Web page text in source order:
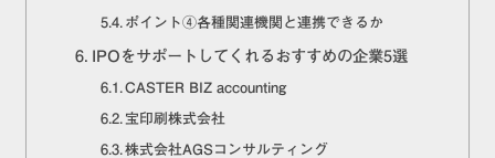
ポイント④各種関連機関と連携できるか
IPOをサポートしてくれるおすすめの企業5選
CASTER BIZ accounting
宝印刷株式会社
株式会社AGSコンサルティング